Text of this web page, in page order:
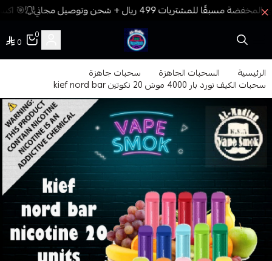
🎯
فيب المدينة
0
0
الرئيسية السحبات الجاهزة سحبات جاهزة
سحبات الكيف نورد بار 4000 موش 20 نكوتين kief nord bar